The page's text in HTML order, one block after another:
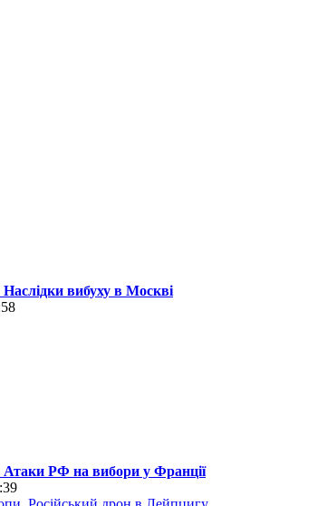
Наслідки вибуху в Москві
Атаки РФ на вибори у Франції